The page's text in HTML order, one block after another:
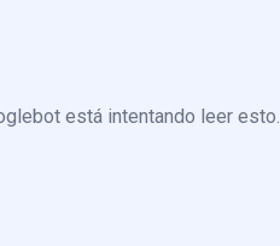
está intentando leer esto.